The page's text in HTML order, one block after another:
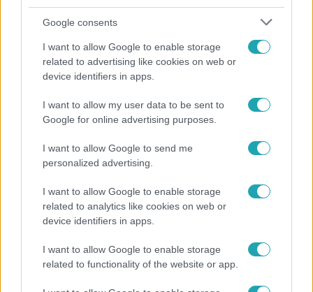
Google consents
I want to allow Google to enable storage
related to advertising like cookies on web or
device identifiers in apps.
I want to allow my user data to be sent to
Google for online advertising purposes.
I want to allow Google to send me
personalized advertising.
I want to allow Google to enable storage
related to analytics like cookies on web or
device identifiers in apps.
I want to allow Google to enable storage
related to functionality of the website or app.
6:12
Reggeli
Átvonul a hidegfront az országon – így alakul a
hőmérséklet a hét második felében